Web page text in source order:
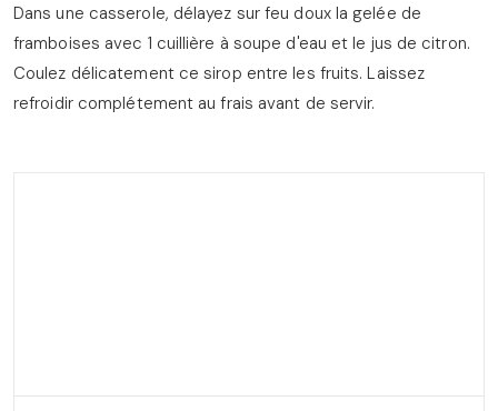
Dans une casserole, délayez sur feu doux la gelée de
framboises avec 1 cuillière à soupe d'eau et le jus de citron.
Coulez délicatement ce sirop entre les fruits. Laissez
refroidir complétement au frais avant de servir.